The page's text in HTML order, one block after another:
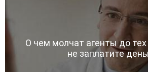
О чем молчат агенты до
не заплатите